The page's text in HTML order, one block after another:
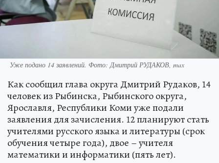
Уже подано 14 заявлений. Фото: Дмитрий РУДАКОВ, max
Как сообщил глава округа Дмитрий Рудаков, 14
человек из Рыбинска, Рыбинского округа,
Ярославля, Республики Коми уже подали
заявления для зачисления. 12 планируют стать
учителями русского языка и литературы (срок
обучения четыре года), двое – учителя
математики и информатики (пять лет).